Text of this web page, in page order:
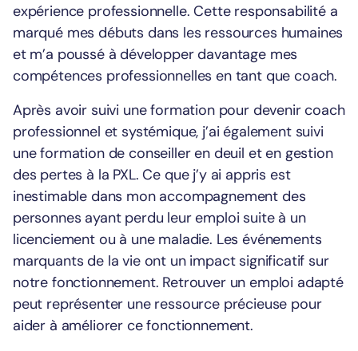
expérience professionnelle. Cette responsabilité a
marqué mes débuts dans les ressources humaines
et m’a poussé à développer davantage mes
compétences professionnelles en tant que coach.
Après avoir suivi une formation pour devenir coach
professionnel et systémique, j’ai également suivi
une formation de conseiller en deuil et en gestion
des pertes à la PXL. Ce que j’y ai appris est
inestimable dans mon accompagnement des
personnes ayant perdu leur emploi suite à un
licenciement ou à une maladie. Les événements
marquants de la vie ont un impact significatif sur
notre fonctionnement. Retrouver un emploi adapté
peut représenter une ressource précieuse pour
aider à améliorer ce fonctionnement.